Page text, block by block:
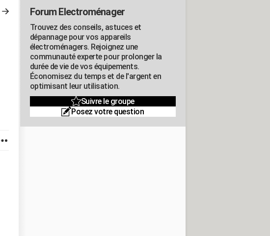
Forum Electroménager
Trouvez des conseils, astuces et
dépannage pour vos appareils
électroménagers. Rejoignez une
communauté experte pour prolonger la
durée de vie de vos équipements.
Économisez du temps et de l'argent en
optimisant leur utilisation.
Suivre le groupe
Posez votre question